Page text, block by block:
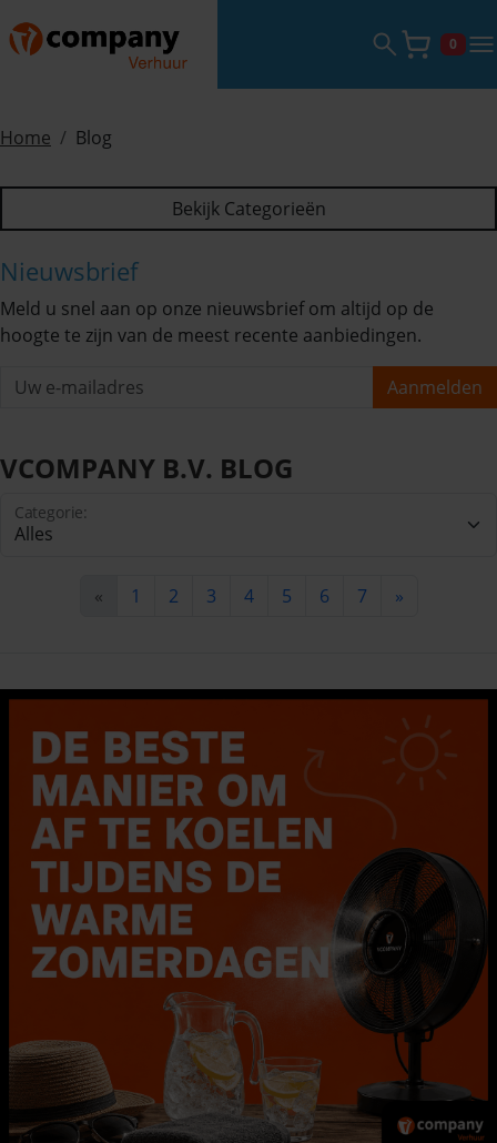
Zoekveld0
Home Blog
Bekijk Categorieën
Nieuwsbrief
Meld u snel aan op onze nieuwsbrief om altijd op de
hoogte te zijn van de meest recente aanbiedingen.
Aanmelden
VCOMPANY B.V. BLOG
Categorie:
« 1 2 3 4 5 6 7 »